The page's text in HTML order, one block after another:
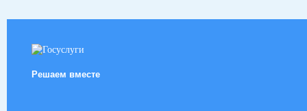
Решаем вместе